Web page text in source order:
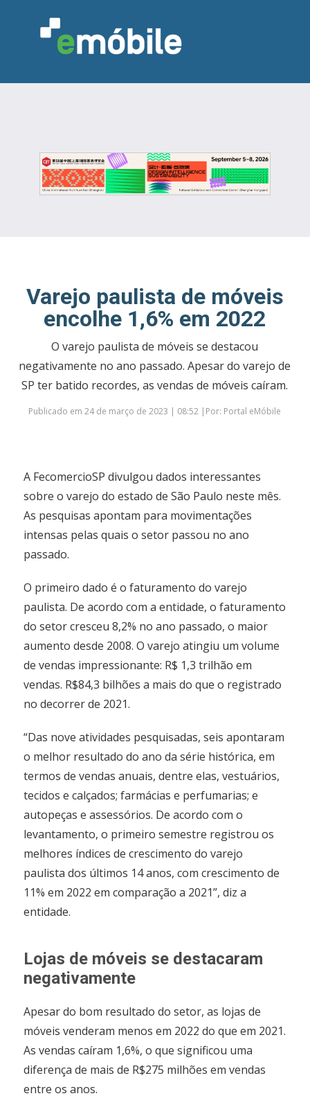
INDÚSTRIA MARCENARIA
DESIGN & DECORAÇÃO
INDICADORES
FEIRAS NOTÍCIAS
Varejo paulista de móveis
encolhe 1,6% em 2022
O varejo paulista de móveis se destacou
negativamente no ano passado. Apesar do varejo de
SP ter batido recordes, as vendas de móveis caíram.
Publicado em 24 de março de 2023 | 08:52 |Por: Portal eMóbile
A FecomercioSP divulgou dados interessantes
sobre o varejo do estado de São Paulo neste mês.
As pesquisas apontam para movimentações
intensas pelas quais o setor passou no ano
passado.
O primeiro dado é o faturamento do varejo
paulista. De acordo com a entidade, o faturamento
do setor cresceu 8,2% no ano passado, o maior
aumento desde 2008. O varejo atingiu um volume
de vendas impressionante: R$ 1,3 trilhão em
vendas. R$84,3 bilhões a mais do que o registrado
no decorrer de 2021.
“Das nove atividades pesquisadas, seis apontaram
o melhor resultado do ano da série histórica, em
termos de vendas anuais, dentre elas, vestuários,
tecidos e calçados; farmácias e perfumarias; e
autopeças e assessórios. De acordo com o
levantamento, o primeiro semestre registrou os
melhores índices de crescimento do varejo
paulista dos últimos 14 anos, com crescimento de
11% em 2022 em comparação a 2021”, diz a
entidade.
Lojas de móveis se destacaram
negativamente
Apesar do bom resultado do setor, as lojas de
móveis venderam menos em 2022 do que em 2021.
As vendas caíram 1,6%, o que significou uma
diferença de mais de R$275 milhões em vendas
entre os anos.